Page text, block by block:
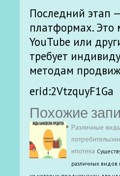
Последний этап
платформах. Это
YouTube или
требует
методам
erid:2VtzquyF1Ga
Похожие
Различные
ипотека
различных